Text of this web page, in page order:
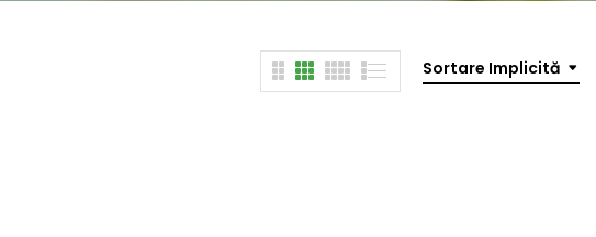
Sortare Implicită